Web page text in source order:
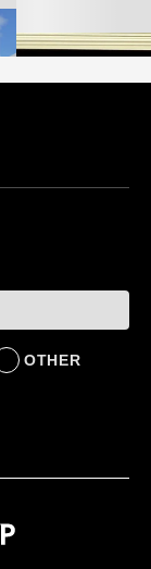
BUSINESS
OTHER